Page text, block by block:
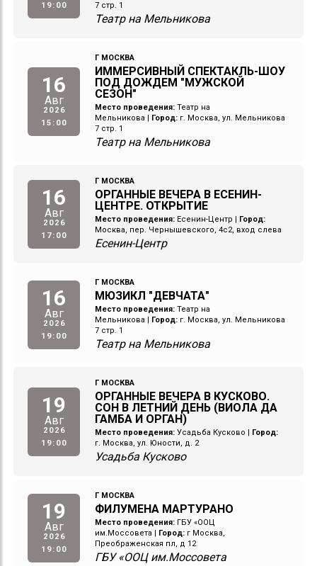
19:00 7 стр. 1
Театр на Мельникова
16
Авг
2026
15:00
Г МОСКВА
ИММЕРСИВНЫЙ СПЕКТАКЛЬ-ШОУ
ПОД ДОЖДЕМ "МУЖСКОЙ
СЕЗОН"
Место проведения: Театр на
Мельникова
Город: г. Москва, ул. Мельникова
7 стр. 1
Театр на Мельникова
16
Авг
2026
17:00
Г МОСКВА
ОРГАННЫЕ ВЕЧЕРА В ЕСЕНИН-
ЦЕНТРЕ. ОТКРЫТИЕ
Место проведения: Есенин-Центр
Город:
Москва, пер. Чернышевского, 4с2, вход слева
Есенин-Центр
16
Авг
2026
19:00
Г МОСКВА
МЮЗИКЛ "ДЕВЧАТА"
Место проведения: Театр на
Мельникова
Город: г. Москва, ул. Мельникова
7 стр. 1
Театр на Мельникова
19
Авг
2026
19:00
Г МОСКВА
ОРГАННЫЕ ВЕЧЕРА В КУСКОВО.
СОН В ЛЕТНИЙ ДЕНЬ (ВИОЛА ДА
ГАМБА И ОРГАН)
Место проведения: Усадьба Кусково
Город:
г. Москва, ул. Юности, д. 2
Усадьба Кусково
19
Авг
2026
19:00
Г МОСКВА
ФИЛУМЕНА МАРТУРАНО
Место проведения: ГБУ «ООЦ
им.Моссовета
Город: г Москва,
Преображенская пл, д 12
ГБУ «ООЦ им.Моссовета